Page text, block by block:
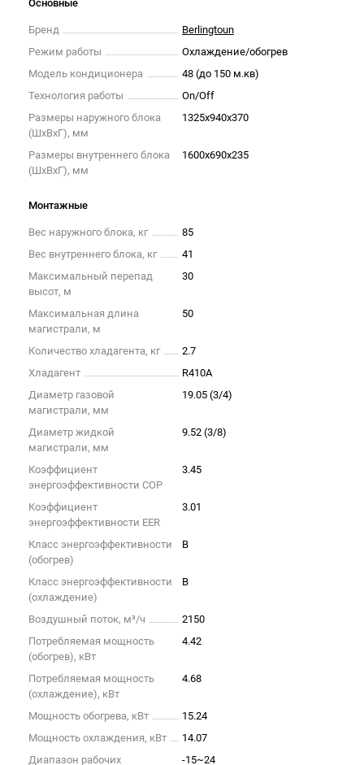
Основные
Бренд
Berlingtoun
Режим работы
Охлаждение/обогрев
Модель кондиционера
48 (до 150 м.кв)
Технология работы
On/Off
Размеры наружного блока
(ШxВxГ), мм
1325x940x370
Размеры внутреннего блока
(ШxВxГ), мм
1600x690x235
Монтажные
Вес наружного блока, кг
85
Вес внутреннего блока, кг
41
Максимальный перепад
высот, м
30
Максимальная длина
магистрали, м
50
Количество хладагента, кг
2.7
Хладагент
R410A
Диаметр газовой
магистрали, мм
19.05 (3/4)
Диаметр жидкой
магистрали, мм
9.52 (3/8)
Коэффициент
энергоэффективности COP
3.45
Коэффициент
энергоэффективности EER
3.01
Класс энергоэффективности
(обогрев)
B
Класс энергоэффективности
(охлаждение)
B
Воздушный поток, м³/ч
2150
Потребляемая мощность
(обогрев), кВт
4.42
Потребляемая мощность
(охлаждение), кВт
4.68
Мощность обогрева, кВт
15.24
Мощность охлаждения, кВт
14.07
Диапазон рабочих
-15~24